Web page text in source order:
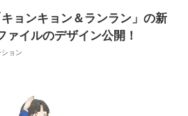
キョンキョン＆ランラン」の新
ァイルのデザイン公開！
ョン